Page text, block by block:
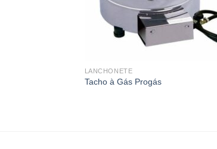
LANCHONETE
Tacho à Gás Progás